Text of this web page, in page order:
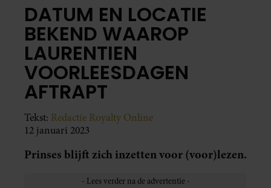
DATUM EN LOCATIE
BEKEND WAAROP
LAURENTIEN
VOORLEESDAGEN
AFTRAPT
Tekst: Redactie Royalty Online
12 januari 2023
Prinses blijft zich inzetten voor (voor)lezen.